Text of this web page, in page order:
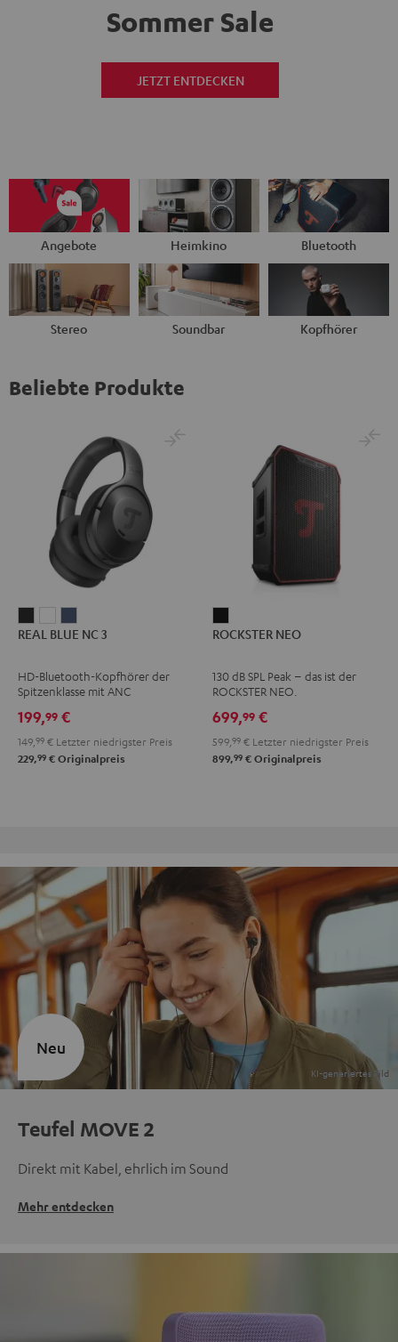
Sommer Sale
JETZT ENTDECKEN
Angebote Heimkino Bluetooth
Stereo Soundbar Kopfhörer
Beliebte Produkte
BLUE
3
Black
BLUE
3
White
BLUE
3
REAL BLUE NC 3
HD-Bluetooth-Kopfhörer der
Spitzenklasse mit ANC
199,99 €
149,99 € Letzter niedrigster Preis
229,99 € Originalpreis
NEO
ROCKSTER NEO
130 dB SPL Peak – das ist der
ROCKSTER NEO.
699,99 €
599,99 € Letzter niedrigster Preis
899,99 € Originalpreis
Teufel MOVE 2
Direkt mit Kabel, ehrlich im Sound
Mehr entdecken
Neu